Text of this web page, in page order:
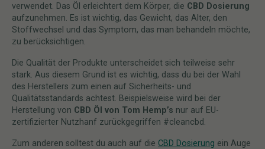
verwendet. Das Öl erleichtert dem Körper, die CBD Dosierung
aufzunehmen. Es ist wichtig, das Gewicht, das Alter, den
Stoffwechsel und das Symptom, das man behandeln möchte,
zu berücksichtigen.
Die Qualität der Produkte unterscheidet sich teilweise sehr
stark. Aus diesem Grund ist es wichtig, dass du bei der Wahl
des Herstellers zum einen auf Sicherheits- und
Qualitätsstandards achtest. Beispielsweise wird bei der
Herstellung von CBD Öl von Tom Hemp’s nur auf EU-
zertifizierter Nutzhanf zurückgegriffen #cleancbd.
Zum anderen solltest du auch auf die CBD Dosierung ein Auge